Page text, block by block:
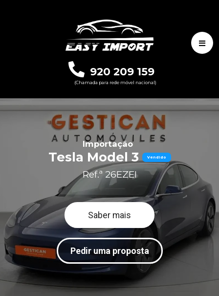
920 209 159
(Chamada para rede móvel nacional)
Importação
Tesla Model 3 Vendido
Ref.ª 26EZEI
Saber mais
Pedir uma proposta